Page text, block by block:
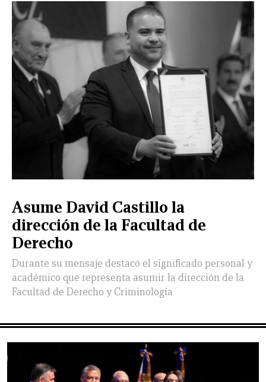
LEÓN
DE
VIDA
Asume David Castillo la
dirección de la Facultad de
Derecho
Durante su mensaje destacó el significado personal y
académico que representa asumir la dirección de la
Facultad de Derecho y Criminología